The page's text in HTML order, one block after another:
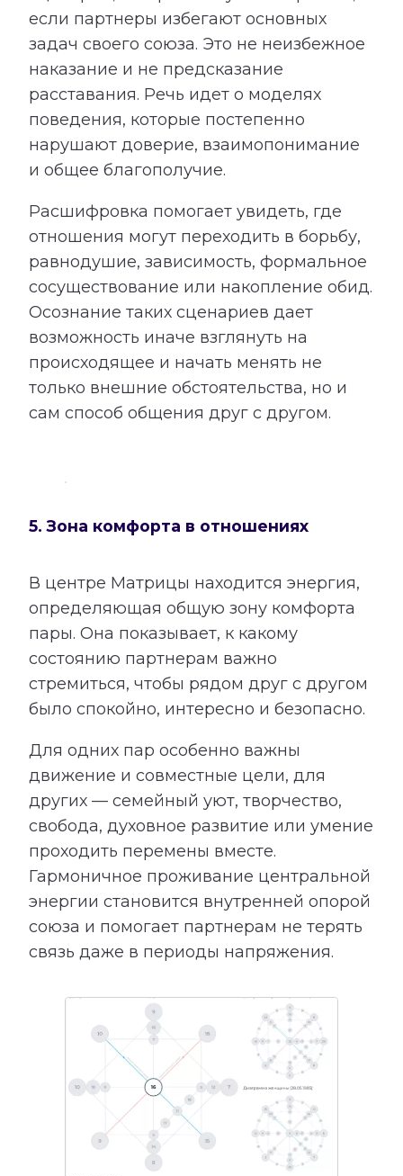
если партнеры избегают основных
задач своего союза. Это не неизбежное
наказание и не предсказание
расставания. Речь идет о моделях
поведения, которые постепенно
нарушают доверие, взаимопонимание
и общее благополучие.
Расшифровка помогает увидеть, где
отношения могут переходить в борьбу,
равнодушие, зависимость, формальное
сосуществование или накопление обид.
Осознание таких сценариев дает
возможность иначе взглянуть на
происходящее и начать менять не
только внешние обстоятельства, но и
сам способ общения друг с другом.
5. Зона комфорта в отношениях
В центре Матрицы находится энергия,
определяющая общую зону комфорта
пары. Она показывает, к какому
состоянию партнерам важно
стремиться, чтобы рядом друг с другом
было спокойно, интересно и безопасно.
Для одних пар особенно важны
движение и совместные цели, для
других — семейный уют, творчество,
свобода, духовное развитие или умение
проходить перемены вместе.
Гармоничное проживание центральной
энергии становится внутренней опорой
союза и помогает партнерам не терять
связь даже в периоды напряжения.